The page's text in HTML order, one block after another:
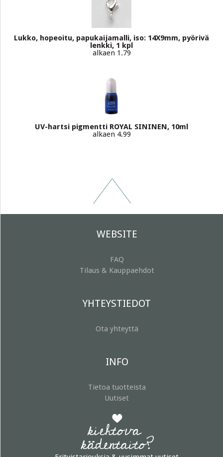
Lukko, hopeoitu, papukaijamalli, iso: 14X9mm, pyörivä
lenkki, 1 kpl
alkaen 1.79
UV-hartsi pigmentti ROYAL SININEN, 10ml
alkaen 4.99
WEBSITE
FAQ
Tilaus & Kauppaehdot
YHTEYSTIEDOT
Ota yhteyttä
INFO
Tietoa tuotteista
Uutiset